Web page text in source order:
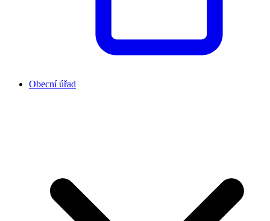
Obecní úřad